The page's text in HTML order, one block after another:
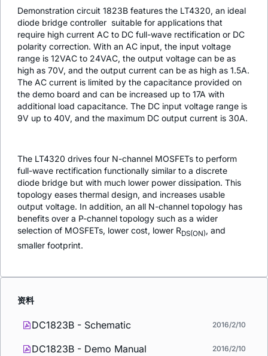
Demonstration circuit 1823B features the LT4320, an ideal
diode bridge controller suitable for applications that
require high current AC to DC full-wave rectification or DC
polarity correction. With an AC input, the input voltage
range is 12VAC to 24VAC, the output voltage can be as
high as 70V, and the output current can be as high as 1.5A.
The AC current is limited by the capacitance provided on
the demo board and can be increased up to 17A with
additional load capacitance. The DC input voltage range is
9V up to 40V, and the maximum DC output current is 30A.
The LT4320 drives four N-channel MOSFETs to perform
full-wave rectification functionally similar to a discrete
diode bridge but with much lower power dissipation. This
topology eases thermal design, and increases usable
output voltage. In addition, an all N-channel topology has
benefits over a P-channel topology such as a wider
selection of MOSFETs, lower cost, lower RDS(ON), and
smaller footprint.
资料
DC1823B - Schematic 2016/2/10
DC1823B - Demo Manual 2016/2/10